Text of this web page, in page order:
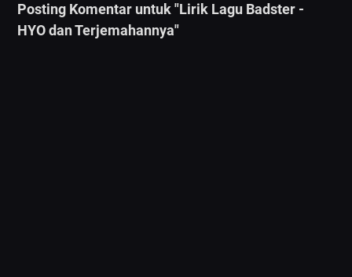
Posting Komentar untuk "Lirik Lagu Badster -
HYO dan Terjemahannya"